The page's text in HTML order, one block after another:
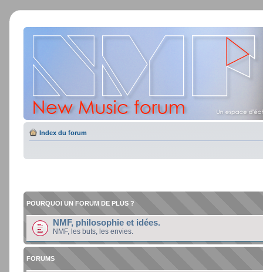
Index du forum
POURQUOI UN FORUM DE PLUS ?
NMF, philosophie et idées.
NMF, les buts, les envies.
FORUMS